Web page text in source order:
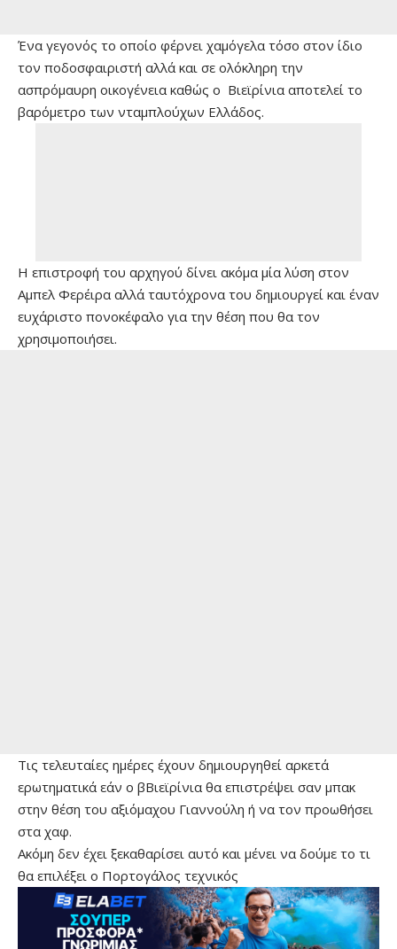
Ένα γεγονός το οποίο φέρνει χαμόγελα τόσο στον ίδιο
τον ποδοσφαιριστή αλλά και σε ολόκληρη την
ασπρόμαυρη οικογένεια καθώς ο Βιεϊρίνια αποτελεί το
βαρόμετρο των νταμπλούχων Ελλάδος.
Η επιστροφή του αρχηγού δίνει ακόμα μία λύση στον
Αμπελ Φερέιρα αλλά ταυτόχρονα του δημιουργεί και έναν
ευχάριστο πονοκέφαλο για την θέση που θα τον
χρησιμοποιήσει.
Τις τελευταίες ημέρες έχουν δημιουργηθεί αρκετά
ερωτηματικά εάν ο βΒιεϊρίνια θα επιστρέψει σαν μπακ
στην θέση του αξιόμαχου Γιαννούλη ή να τον προωθήσει
στα χαφ.
Ακόμη δεν έχει ξεκαθαρίσει αυτό και μένει να δούμε το τι
θα επιλέξει ο Πορτογάλος τεχνικός